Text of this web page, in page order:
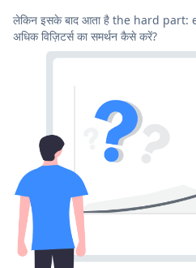
लेकिन इसके बाद आता है the hard
अधिक विज़िटर्स का समर्थन कैसे करें?